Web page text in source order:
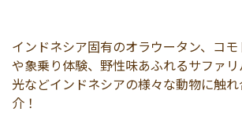
インドネシア固有のオラウータン、コ
や象乗り体験、野性味あふれるサファ
光などインドネシアの様々な動物に触
介！
VIPアシスト
送迎
ーシア
ガポール